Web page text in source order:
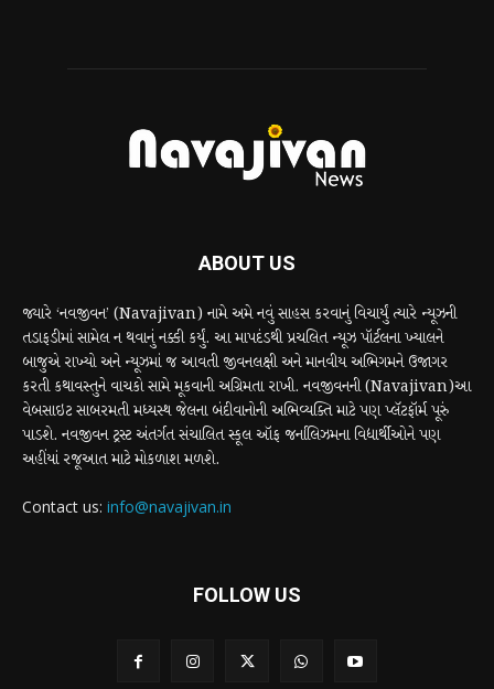
ABOUT US
જ્યારે ‘નવજીવન’ (Navajivan) નામે અમે નવું સાહસ કરવાનું વિચાર્યું ત્યારે ન્યૂઝની
તડાફડીમાં સામેલ ન થવાનું નક્કી કર્યું. આ માપદંડથી પ્રચલિત ન્યૂઝ પૉર્ટલના ખ્યાલને
બાજુએ રાખ્યો અને ન્યૂઝમાં જ આવતી જીવનલક્ષી અને માનવીય અભિગમને ઉજાગર
કરતી કથાવસ્તુને વાચકો સામે મૂકવાની અગ્રિમતા રાખી. નવજીવનની (Navajivan)આ
વેબસાઇટ સાબરમતી મધ્યસ્થ જેલના બંદીવાનોની અભિવ્યક્તિ માટે પણ પ્લૅટફૉર્મ પૂરું
પાડશે. નવજીવન ટ્રસ્ટ અંતર્ગત સંચાલિત સ્કૂલ ઑફ જર્નાલિઝમના વિદ્યાર્થીઓને પણ
અહીંયાં રજૂઆત માટે મોકળાશ મળશે.
Contact us: info@navajivan.in
FOLLOW US